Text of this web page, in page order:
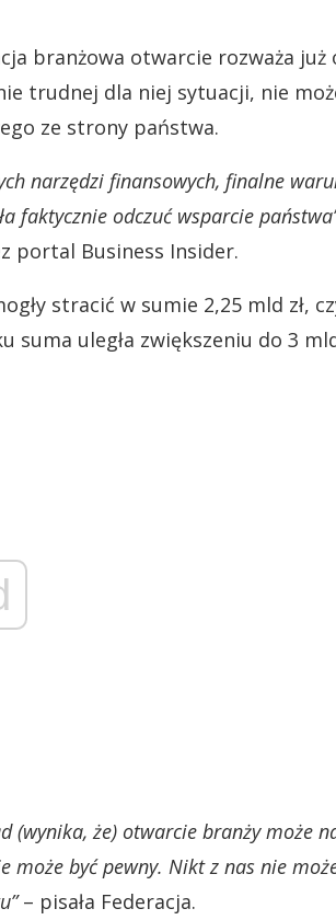
branżowa otwarcie rozważa już
trudnej dla niej sytuacji, nie
ze strony państwa.
narzędzi finansowych, finalne
faktycznie odczuć wsparcie
portal Business Insider.
stracić w sumie 2,25 mld zł,
suma uległa zwiększeniu do 3
(wynika, że) otwarcie branży może
być pewny. Nikt z nas nie
– pisała Federacja.